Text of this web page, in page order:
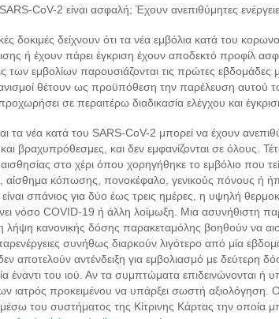
CoV-2 είναι ασφαλή; Έχουν ανεπιθύμητες
δοκιμές δείχνουν ότι τα νέα εμβόλια κατά του
ή έχουν πάρει έγκριση έχουν αποδεκτό προφίλ
των εμβολίων παρουσιάζονται τις πρώτες εβδομάδες
θέτουν ως προϋπόθεση την παρέλευση αυτού
σε περαιτέρω διαδικασία ελέγχου και
τα νέα κατά του SARS-CoV-2 μπορεί να έχουν
βραχυπρόθεσμες, και δεν εμφανίζονται σε όλους.
στο χέρι όπου χορηγήθηκε το εμβόλιο που
αίσθημα κόπωσης, πονοκέφαλο, γενικούς πόνους ή
σπάνιος για δύο έως τρεις ημέρες, η υψηλή
νόσο COVID-19 ή άλλη λοίμωξη. Μια ασυνήθιστη
κανονικής δόσης παρακεταμόλης βοηθούν να
συνήθως διαρκούν λιγότερο από μία
αντένδειξη για εμβολιασμό με δεύτερη
έναντι του ιού. Αν τα συμπτώματα επιδεινώνονται ή
ιατρός προκειμένου να υπάρξει σωστή αξιολόγηση.
του συστήματος της Κίτρινης Κάρτας την οποία